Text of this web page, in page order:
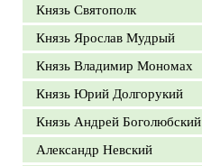
Князь Святополк
Князь Ярослав Мудрый
Князь Владимир Мономах
Князь Юрий Долгорукий
Князь Андрей Боголюбский
Александр Невский